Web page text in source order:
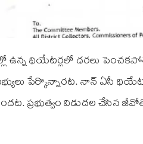
థియేటర్లలో ధరలు
పేర్కొన్నారట. నాన్ ఏసీ
ప్రభుత్వం విడుదల చేసిన